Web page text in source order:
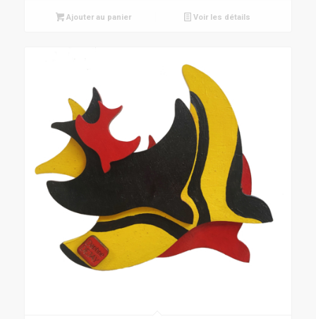
Ajouter au panier Voir les détails